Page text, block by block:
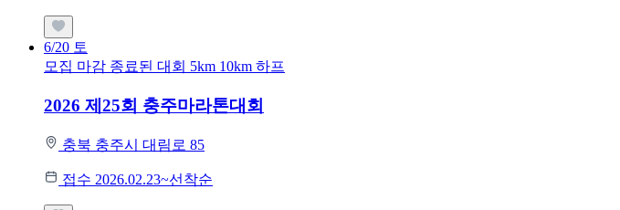
6/20 토
모집 마감 종료된 대회 5km 10km 하프
2026 제25회 충주마라톤대회
충북 충주시 대림로 85
접수 2026.02.23~선착순